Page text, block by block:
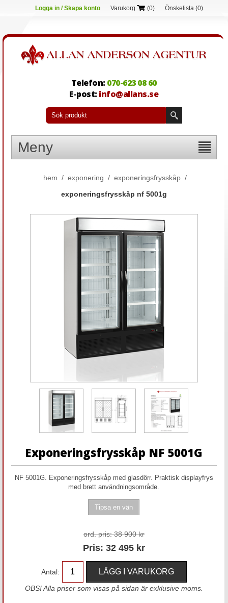
Logga in / Skapa konto Varukorg (0) Önskelista (0)
Telefon: 070-623 08 60
E-post: info@allans.se
Meny
hem / exponering / exponeringsfrysskåp /
exponeringsfrysskåp nf 5001g
Exponeringsfrysskåp NF 5001G
NF 5001G. Exponeringsfrysskåp med glasdörr. Praktisk displayfrys
med brett användningsområde.
ord. pris: 38 900 kr
Pris: 32 495 kr
Antal:
OBS! Alla priser som visas på sidan är exklusive moms.